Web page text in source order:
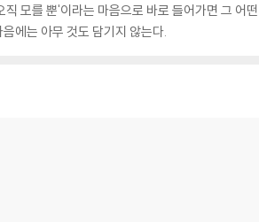
모를 뿐'이라는 마음으로 바로 들어가면 그 어
에는 아무 것도 담기지 않는다.